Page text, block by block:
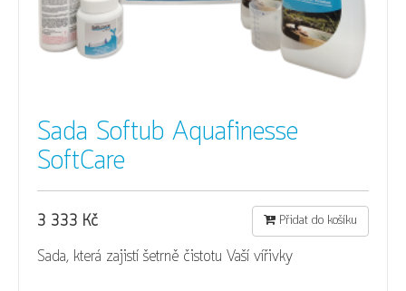
Sada Softub Aquafinesse
SoftCare
3 333 Kč Přidat do košíku
Sada, která zajistí šetrně čistotu Vaší vířivky